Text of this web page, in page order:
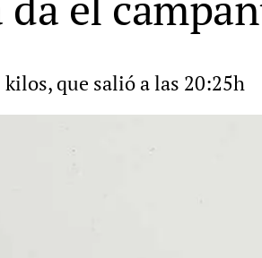
que salió a las 20:25h